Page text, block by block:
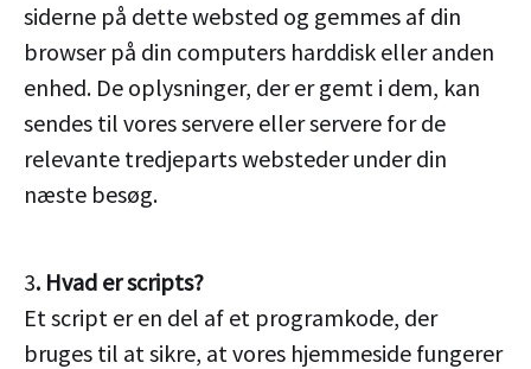
siderne på dette websted og gemmes af din
browser på din computers harddisk eller anden
enhed. De oplysninger, der er gemt i dem, kan
sendes til vores servere eller servere for de
relevante tredjeparts websteder under din
næste besøg.
3. Hvad er scripts?
Et script er en del af et programkode, der
bruges til at sikre, at vores hjemmeside fungerer